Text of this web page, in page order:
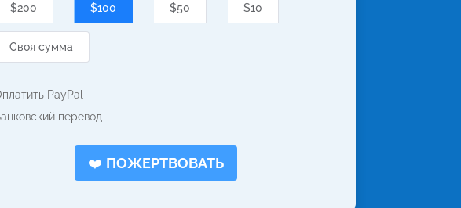
$200 $100 $50 $10
Своя сумма
PayPal
перевод
❤️ ПОЖЕРТВОВАТЬ